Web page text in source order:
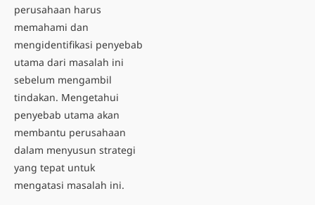
perusahaan harus
memahami dan
mengidentifikasi penyebab
utama dari masalah ini
sebelum mengambil
tindakan. Mengetahui
penyebab utama akan
membantu perusahaan
dalam menyusun strategi
yang tepat untuk
mengatasi masalah ini.